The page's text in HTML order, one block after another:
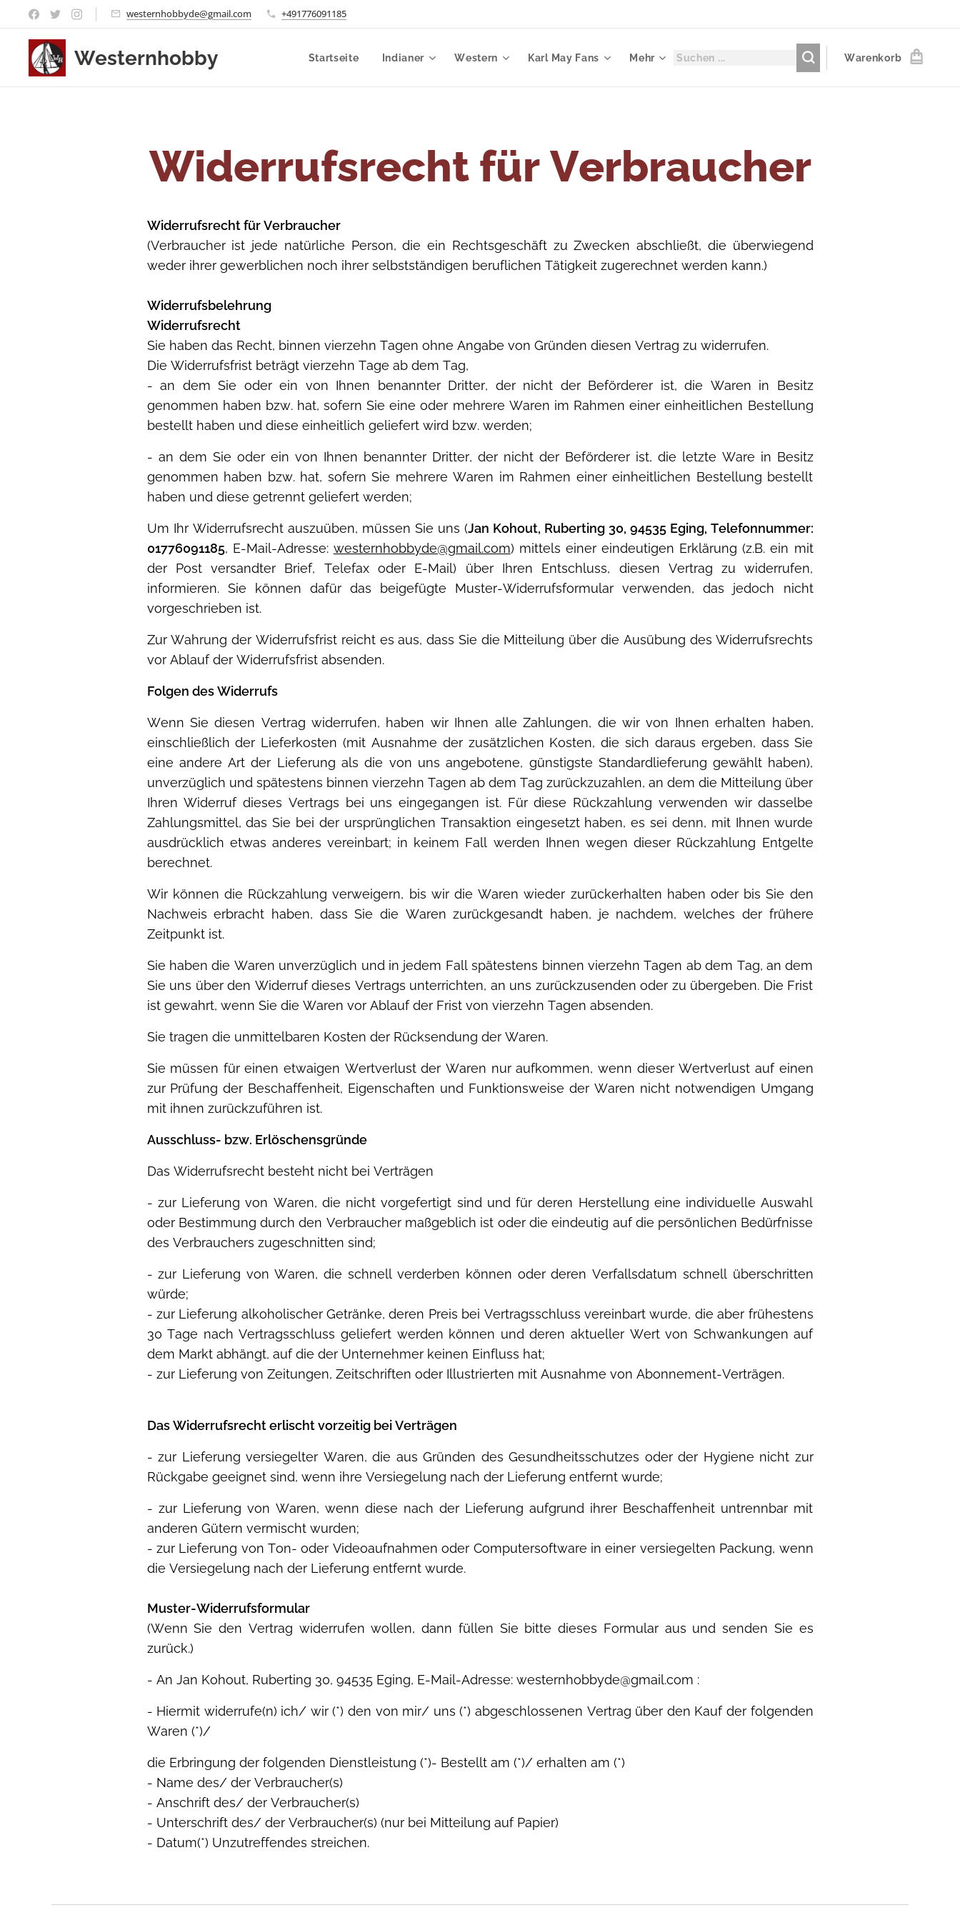
westernhobbyde@gmail.com +491776091185
Westernhobby Startseite Indianer Western Karl May Fans Mehr Warenkorb
Widerrufsrecht für Verbraucher
Widerrufsrecht für Verbraucher
(Verbraucher ist jede natürliche Person, die ein Rechtsgeschäft zu Zwecken abschließt, die überwiegend
weder ihrer gewerblichen noch ihrer selbstständigen beruflichen Tätigkeit zugerechnet werden kann.)
Widerrufsbelehrung
Widerrufsrecht
Sie haben das Recht, binnen vierzehn Tagen ohne Angabe von Gründen diesen Vertrag zu widerrufen.
Die Widerrufsfrist beträgt vierzehn Tage ab dem Tag,
- an dem Sie oder ein von Ihnen benannter Dritter, der nicht der Beförderer ist, die Waren in Besitz
genommen haben bzw. hat, sofern Sie eine oder mehrere Waren im Rahmen einer einheitlichen Bestellung
bestellt haben und diese einheitlich geliefert wird bzw. werden;
- an dem Sie oder ein von Ihnen benannter Dritter, der nicht der Beförderer ist, die letzte Ware in Besitz
genommen haben bzw. hat, sofern Sie mehrere Waren im Rahmen einer einheitlichen Bestellung bestellt
haben und diese getrennt geliefert werden;
Um Ihr Widerrufsrecht auszuüben, müssen Sie uns (Jan Kohout, Ruberting 30, 94535 Eging, Telefonnummer:
01776091185, E-Mail-Adresse: westernhobbyde@gmail.com) mittels einer eindeutigen Erklärung (z.B. ein mit
der Post versandter Brief, Telefax oder E-Mail) über Ihren Entschluss, diesen Vertrag zu widerrufen,
informieren. Sie können dafür das beigefügte Muster-Widerrufsformular verwenden, das jedoch nicht
vorgeschrieben ist.
Zur Wahrung der Widerrufsfrist reicht es aus, dass Sie die Mitteilung über die Ausübung des Widerrufsrechts
vor Ablauf der Widerrufsfrist absenden.
Folgen des Widerrufs
Wenn Sie diesen Vertrag widerrufen, haben wir Ihnen alle Zahlungen, die wir von Ihnen erhalten haben,
einschließlich der Lieferkosten (mit Ausnahme der zusätzlichen Kosten, die sich daraus ergeben, dass Sie
eine andere Art der Lieferung als die von uns angebotene, günstigste Standardlieferung gewählt haben),
unverzüglich und spätestens binnen vierzehn Tagen ab dem Tag zurückzuzahlen, an dem die Mitteilung über
Ihren Widerruf dieses Vertrags bei uns eingegangen ist. Für diese Rückzahlung verwenden wir dasselbe
Zahlungsmittel, das Sie bei der ursprünglichen Transaktion eingesetzt haben, es sei denn, mit Ihnen wurde
ausdrücklich etwas anderes vereinbart; in keinem Fall werden Ihnen wegen dieser Rückzahlung Entgelte
berechnet.
Wir können die Rückzahlung verweigern, bis wir die Waren wieder zurückerhalten haben oder bis Sie den
Nachweis erbracht haben, dass Sie die Waren zurückgesandt haben, je nachdem, welches der frühere
Zeitpunkt ist.
Sie haben die Waren unverzüglich und in jedem Fall spätestens binnen vierzehn Tagen ab dem Tag, an dem
Sie uns über den Widerruf dieses Vertrags unterrichten, an uns zurückzusenden oder zu übergeben. Die Frist
ist gewahrt, wenn Sie die Waren vor Ablauf der Frist von vierzehn Tagen absenden.
Sie tragen die unmittelbaren Kosten der Rücksendung der Waren.
Sie müssen für einen etwaigen Wertverlust der Waren nur aufkommen, wenn dieser Wertverlust auf einen
zur Prüfung der Beschaffenheit, Eigenschaften und Funktionsweise der Waren nicht notwendigen Umgang
mit ihnen zurückzuführen ist.
Ausschluss- bzw. Erlöschensgründe
Das Widerrufsrecht besteht nicht bei Verträgen
- zur Lieferung von Waren, die nicht vorgefertigt sind und für deren Herstellung eine individuelle Auswahl
oder Bestimmung durch den Verbraucher maßgeblich ist oder die eindeutig auf die persönlichen Bedürfnisse
des Verbrauchers zugeschnitten sind;
- zur Lieferung von Waren, die schnell verderben können oder deren Verfallsdatum schnell überschritten
würde;
- zur Lieferung alkoholischer Getränke, deren Preis bei Vertragsschluss vereinbart wurde, die aber frühestens
30 Tage nach Vertragsschluss geliefert werden können und deren aktueller Wert von Schwankungen auf
dem Markt abhängt, auf die der Unternehmer keinen Einfluss hat;
- zur Lieferung von Zeitungen, Zeitschriften oder Illustrierten mit Ausnahme von Abonnement-Verträgen.
Das Widerrufsrecht erlischt vorzeitig bei Verträgen
- zur Lieferung versiegelter Waren, die aus Gründen des Gesundheitsschutzes oder der Hygiene nicht zur
Rückgabe geeignet sind, wenn ihre Versiegelung nach der Lieferung entfernt wurde;
- zur Lieferung von Waren, wenn diese nach der Lieferung aufgrund ihrer Beschaffenheit untrennbar mit
anderen Gütern vermischt wurden;
- zur Lieferung von Ton- oder Videoaufnahmen oder Computersoftware in einer versiegelten Packung, wenn
die Versiegelung nach der Lieferung entfernt wurde.
Muster-Widerrufsformular
(Wenn Sie den Vertrag widerrufen wollen, dann füllen Sie bitte dieses Formular aus und senden Sie es
zurück.)
- An Jan Kohout, Ruberting 30, 94535 Eging, E-Mail-Adresse: westernhobbyde@gmail.com :
- Hiermit widerrufe(n) ich/ wir (*) den von mir/ uns (*) abgeschlossenen Vertrag über den Kauf der folgenden
Waren (*)/
die Erbringung der folgenden Dienstleistung (*)- Bestellt am (*)/ erhalten am (*)
- Name des/ der Verbraucher(s)
- Anschrift des/ der Verbraucher(s)
- Unterschrift des/ der Verbraucher(s) (nur bei Mitteilung auf Papier)
- Datum(*) Unzutreffendes streichen.